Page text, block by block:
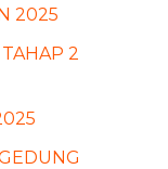
2025
2